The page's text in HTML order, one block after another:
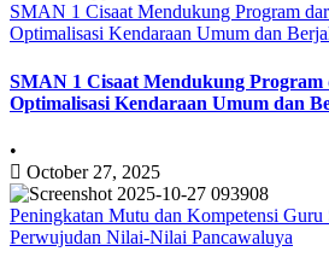
SMAN 1 Cisaat Mendukung Program
Optimalisasi Kendaraan Umum dan
SMAN 1 Cisaat Mendukung
Optimalisasi Kendaraan Umum dan
•
October 27, 2025
Peningkatan Mutu dan Kompetensi Guru
Perwujudan Nilai-Nilai Pancawaluya